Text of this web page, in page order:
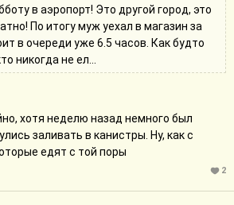
в аэропорт! Это другой город, это
По итогу муж уехал в магазин за
в очереди уже 6.5 часов. Как будто
никогда не ел...
хотя неделю назад немного был
заливать в канистры. Ну, как с
едят с той поры
2